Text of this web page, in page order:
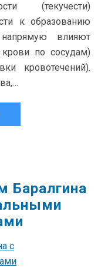
(текучести)
к образованию
влияют
по сосудам)
кровотечений).
Баралгина